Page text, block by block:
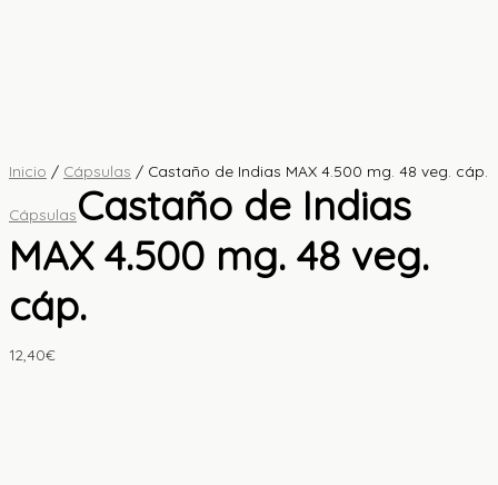
Inicio / Cápsulas / Castaño de Indias MAX 4.500 mg. 48 veg. cáp.
CápsulasCastaño de Indias
MAX 4.500 mg. 48 veg.
cáp.
12,40€